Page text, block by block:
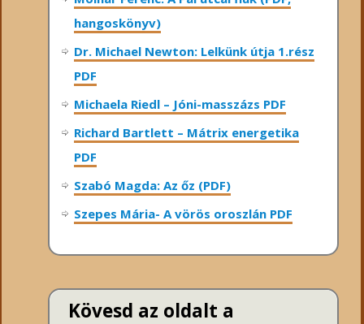
hangoskönyv)
Dr. Michael Newton: Lelkünk útja 1.rész
PDF
Michaela Riedl – Jóni-masszázs PDF
Richard Bartlett – Mátrix energetika
PDF
Szabó Magda: Az őz (PDF)
Szepes Mária- A vörös oroszlán PDF
Kövesd az oldalt a